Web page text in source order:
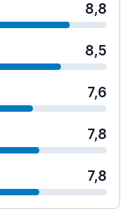
8,8
8,5
7,6
7,8
7,8